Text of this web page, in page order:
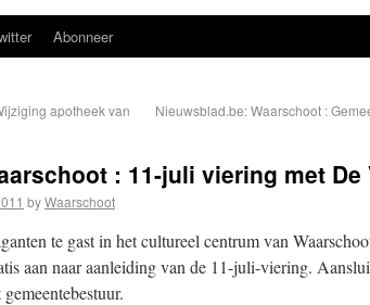
Abonneer
apotheek van
Nieuwsblad.be: Waarschoot :
: 11-juli viering met De
byWaarschoot
te gast in het cultureel centrum van
aan naar aanleiding van de 11-juli-viering.